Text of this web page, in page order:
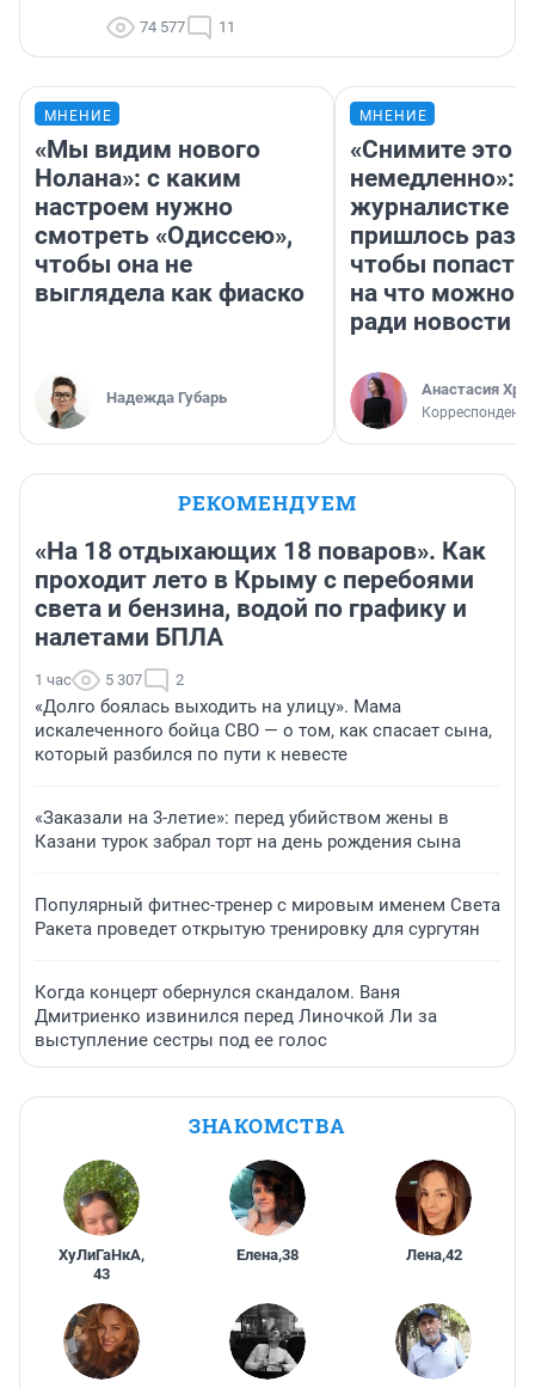
74 577 11
МНЕНИЕ
«Мы видим нового
Нолана»: с каким
настроем нужно
смотреть «Одиссею»,
чтобы она не
выглядела как фиаско
Надежда Губарь
МНЕНИЕ
«Снимите это
немедленно»:
журналистке
пришлось
чтобы попасть
на что можно
ради новости
Анастасия
Корреспондент
РЕКОМЕНДУЕМ
«На 18 отдыхающих 18 поваров». Как
проходит лето в Крыму с перебоями
света и бензина, водой по графику и
налетами БПЛА
1 час 5 307 2
«Долго боялась выходить на улицу». Мама
искалеченного бойца СВО — о том, как спасает сына,
который разбился по пути к невесте
«Заказали на 3-летие»: перед убийством жены в
Казани турок забрал торт на день рождения сына
Популярный фитнес-тренер с мировым именем Света
Ракета проведет открытую тренировку для сургутян
Когда концерт обернулся скандалом. Ваня
Дмитриенко извинился перед Линочкой Ли за
выступление сестры под ее голос
ЗНАКОМСТВА
ХуЛиГаНкА,
43
Елена,38 Лена,42